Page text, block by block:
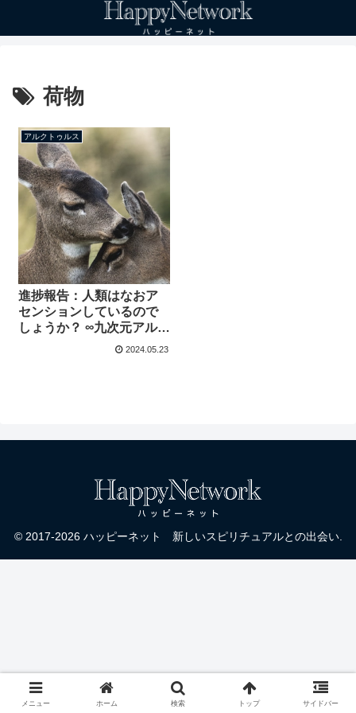
荷物
アルクトゥルス
進捗報告：人類はなおア
センションしているので
しょうか？ ∞九次元アルク
トゥルス評議会 チャネリ
2024.05.23
© 2017-2026 ハッピーネット 新しいスピリチュアルとの出会い.
メニュー ホーム 検索 トップ サイドバー